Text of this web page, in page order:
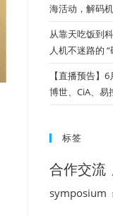
海活动，解码
从靠天吃饭到
人机不迷路的
【直播预告】
博世、CiA、
标签
合作交流
symposium